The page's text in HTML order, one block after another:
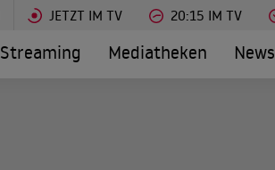
JETZT IM TV 20:15 IM TV
Streaming Mediatheken News